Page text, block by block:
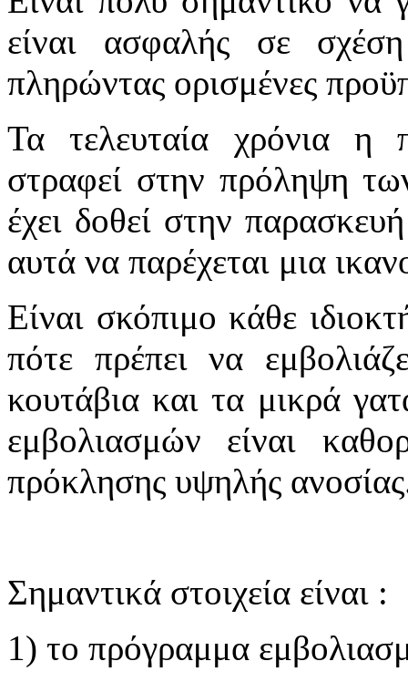
είναι ασφαλής σε
πληρώντας ορισμένες
Τα τελευταία χρόνια η
στραφεί στην πρόληψη
έχει δοθεί στην
αυτά να παρέχεται μια
Είναι σκόπιμο κάθε
πότε πρέπει να
κουτάβια και τα μικρά
εμβολιασμών είναι
πρόκλησης υψηλής
Σημαντικά στοιχεία είναι :
1) το πρόγραμμα